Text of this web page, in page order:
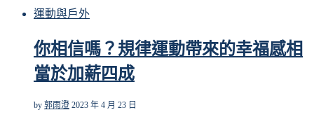
運動與戶外
你相信嗎？規律運動帶來的幸福感相
當於加薪四成
by 郭雨澄 2023 年 4 月 23 日